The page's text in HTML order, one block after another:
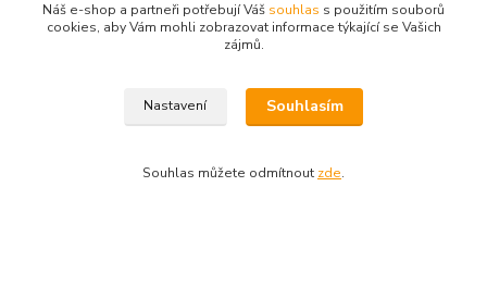
+420 222 718 046, volba 3
Náš e-shop a partneři potřebují Váš souhlas s použitím souborů
cookies, aby Vám mohli zobrazovat informace týkající se Vašich
zájmů.
Nastavení Souhlasím
Souhlas můžete odmítnout zde.